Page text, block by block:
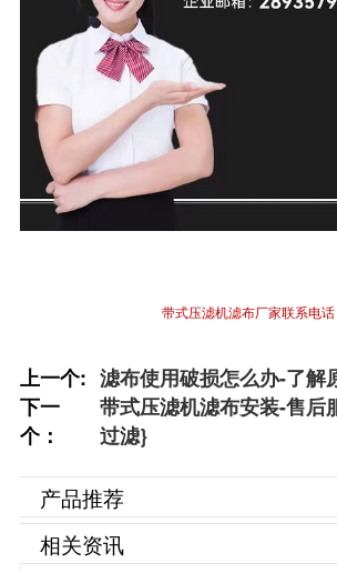
带式压滤机滤布厂家联系电话
上一个: 滤布使用破损怎么办-了解
娜鸶过滤}
下一
个：
带式压滤机滤布安装-售后
过滤}
产品推荐
相关资讯